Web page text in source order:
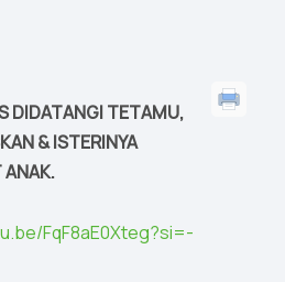
DIDATANGI TETAMU,
& ISTERINYA
ANAK.
FqF8aE0Xteg?si=-